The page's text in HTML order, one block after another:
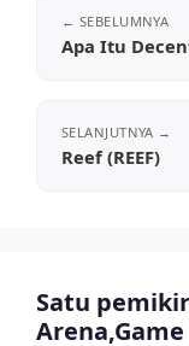
Apa Itu
Reef (REEF)
Satu